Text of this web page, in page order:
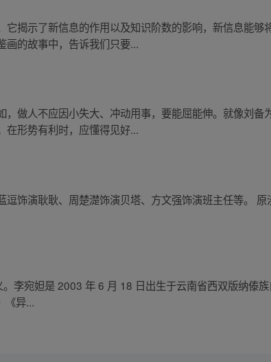
揭示了新信息的作用以及知识阶数的影响，新信息能够
画的故事中，告诉我们只要...
做人不应因小失大、冲动用事，要能屈能伸。就像刘备
在形势有利时，应懂得见好...
饰演耿耿、周楚濋饰演贝塔、方文强饰演班主任等。
李宛妲是 2003 年 6 月 18 日出生于云南省西双版纳傣
《异...